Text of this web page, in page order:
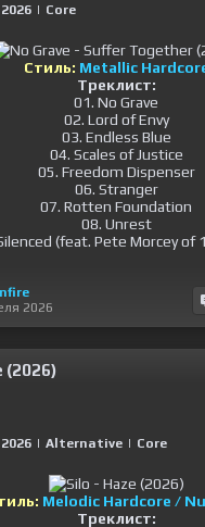
| Сore
Стиль: Metallic
Треклист:
01. No Grave
02. Lord of Envy
03. Endless Blue
04. Scales of Justice
05. Freedom Dispenser
06. Stranger
07. Rotten Foundation
08. Unrest
(feat. Pete Morcey of
2026
(2026)
| Alternative | Сore
Melodic Hardcore /
Треклист: